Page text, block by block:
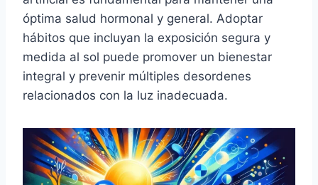
óptima salud hormonal y general. Adoptar
hábitos que incluyan la exposición segura y
medida al sol puede promover un bienestar
integral y prevenir múltiples desordenes
relacionados con la luz inadecuada.